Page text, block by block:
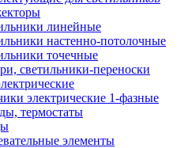
линейные
настенно-потолочные
точечные
светильники-переноски
электрические 1-фазные
термостаты
элементы